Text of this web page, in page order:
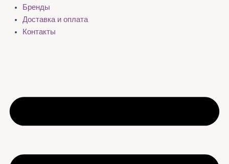
Бренды
Доставка и оплата
Контакты